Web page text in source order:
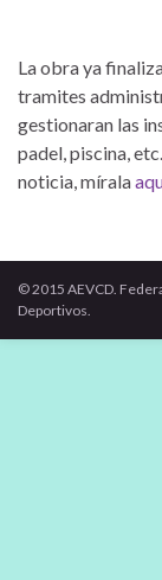
La obra ya
tramites
gestionaran las
padel, piscina,
noticia, mírala
© 2015 AEVCD.
Deportivos.